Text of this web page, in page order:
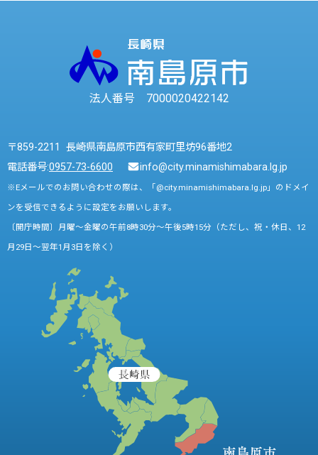
法人番号 7000020422142
〒859-2211 長崎県南島原市西有家町里坊96番地2
電話番号:0957-73-6600 info@city.minamishimabara.lg.jp
※Eメールでのお問い合わせの際は、「@city.minamishimabara.lg.jp」のドメイ
ンを受信できるように設定をお願いします。
〔開庁時間〕月曜～金曜の午前8時30分～午後5時15分（ただし、祝・休日、12
月29日～翌年1月3日を除く）